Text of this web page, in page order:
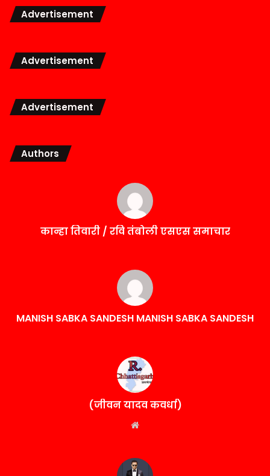
Advertisement
Advertisement
Advertisement
Authors
कान्हा तिवारी / रवि तंबोली एसएस समाचार
MANISH SABKA SANDESH MANISH SABKA SANDESH
(जीवन यादव कवर्धा)